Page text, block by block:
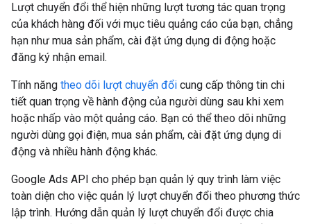
Lượt chuyển đổi thể hiện những lượt tương tác quan trọng
của khách hàng đối với mục tiêu quảng cáo của bạn, chẳng
hạn như mua sản phẩm, cài đặt ứng dụng di động hoặc
đăng ký nhận email.
Tính năng theo dõi lượt chuyển đổi cung cấp thông tin chi
tiết quan trọng về hành động của người dùng sau khi xem
hoặc nhấp vào một quảng cáo. Bạn có thể theo dõi những
người dùng gọi điện, mua sản phẩm, cài đặt ứng dụng di
động và nhiều hành động khác.
Google Ads API cho phép bạn quản lý quy trình làm việc
toàn diện cho việc quản lý lượt chuyển đổi theo phương thức
lập trình. Hướng dẫn quản lý lượt chuyển đổi được chia